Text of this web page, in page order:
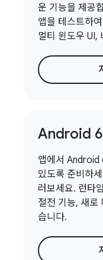
운 기능을 제공
앱을 테스트하
멀티 윈도우 UI,
Android
앱에서
있도록 준비하
러보세요. 런타
절전 기능, 새로
습니다.